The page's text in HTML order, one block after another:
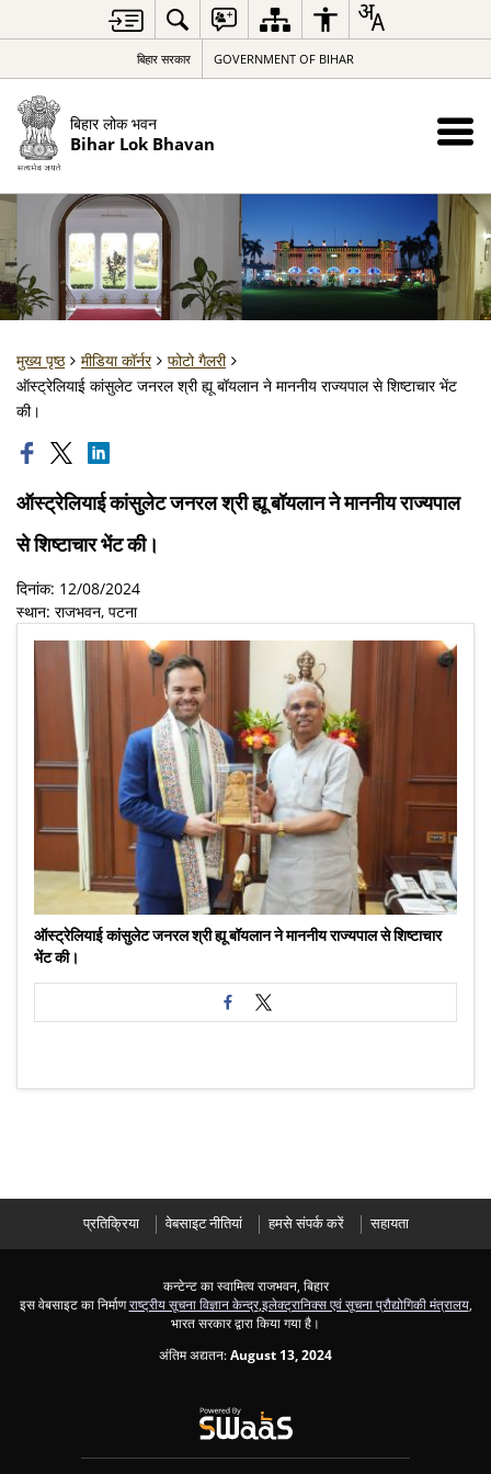
बिहार सरकार GOVERNMENT OF BIHAR
बिहार लोक भवन
Bihar Lok Bhavan
मुख्य पृष्ठ मीडिया कॉर्नर
फोटो गैलरी
ऑस्ट्रेलियाई कांसुलेट जनरल श्री ह्यू बॉयलान ने माननीय राज्यपाल से शिष्टाचार भेंट
की।
ऑस्ट्रेलियाई कांसुलेट जनरल श्री ह्यू बॉयलान ने माननीय राज्यपाल
से शिष्टाचार भेंट की।
दिनांक: 12/08/2024
स्थान: राजभवन, पटना
ऑस्ट्रेलियाई कांसुलेट जनरल श्री ह्यू बॉयलान ने माननीय राज्यपाल से शिष्टाचार
भेंट की।
प्रतिक्रिया वेबसाइट नीतियां हमसे संपर्क करें सहायता
कन्टेन्ट का स्वामित्व राजभवन, बिहार
इस वेबसाइट का निर्माणराष्ट्रीय सूचना विज्ञान केन्द्र,इलेक्ट्रानिक्स एवं सूचना प्रौद्योगिकी मंत्रालय,
भारत सरकार द्वारा किया गया है।
अंतिम अद्यतन:August 13, 2024